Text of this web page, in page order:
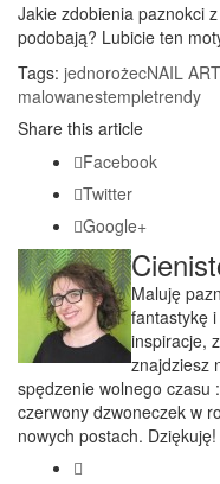
Jakie zdobienia paznokci
podobają? Lubicie ten
Tags: jednorożecNAIL ART
malowanestempletrendy
Share this article
Facebook
Twitter
Google+
Maluję
fantastykę
inspiracje,
znajdziesz
spędzenie wolnego czasu
czerwony dzwoneczek w
nowych postach. Dziękuję!